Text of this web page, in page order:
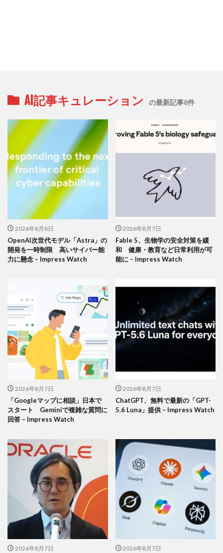
AI記事キュレーション の最新記事8件
2026年8月8日
OpenAI次世代モデル「Astra」の
開発を一時制限 高いサイバー能
力に懸念 – Impress Watch
2026年8月7日
Fable 5、生物学の安全対策を緩
和 健康・教育など日常利用が可
能に – Impress Watch
2026年8月7日
「Googleマップに相談」日本で
スタート Geminiで複雑な質問に
回答 – Impress Watch
2026年8月7日
ChatGPT、無料で最新の「GPT-
5.6 Luna」提供 – Impress Watch
2026年8月7日 2026年8月7日